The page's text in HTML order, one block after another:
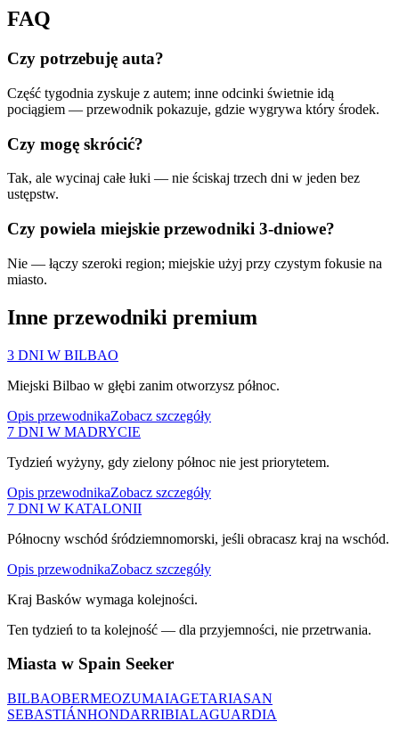
FAQ
Czy potrzebuję auta?
Część tygodnia zyskuje z autem; inne odcinki świetnie idą
pociągiem — przewodnik pokazuje, gdzie wygrywa który środek.
Czy mogę skrócić?
Tak, ale wycinaj całe łuki — nie ściskaj trzech dni w jeden bez
ustępstw.
Czy powiela miejskie przewodniki 3-dniowe?
Nie — łączy szeroki region; miejskie użyj przy czystym fokusie na
miasto.
Inne przewodniki premium
3 DNI W BILBAO
Miejski Bilbao w głębi zanim otworzysz północ.
Opis przewodnikaZobacz szczegóły
7 DNI W MADRYCIE
Tydzień wyżyny, gdy zielony północ nie jest priorytetem.
Opis przewodnikaZobacz szczegóły
7 DNI W KATALONII
Północny wschód śródziemnomorski, jeśli obracasz kraj na wschód.
Opis przewodnikaZobacz szczegóły
Kraj Basków wymaga kolejności.
Ten tydzień to ta kolejność — dla przyjemności, nie przetrwania.
Miasta w Spain Seeker
BILBAOBERMEOZUMAIAGETARIASAN
SEBASTIÁNHONDARRIBIALAGUARDIA